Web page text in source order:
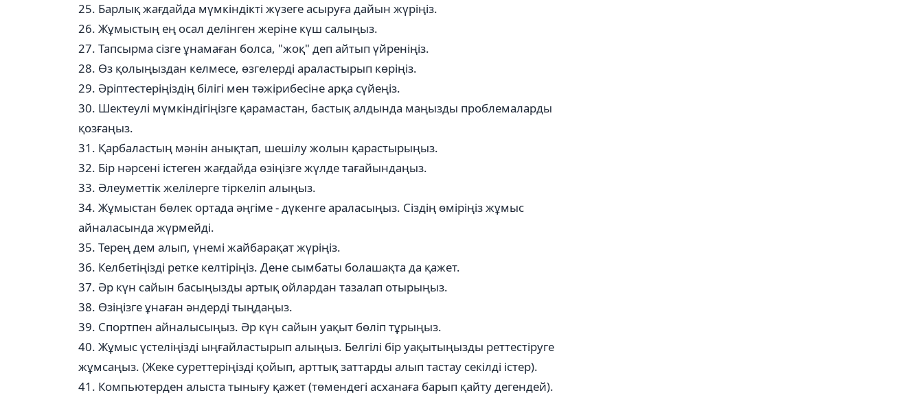
25. Барлық жағдайда мүмкіндікті жүзеге асыруға дайын жүріңіз.
26. Жұмыстың ең осал делінген жеріне күш салыңыз.
27. Тапсырма сізге ұнамаған болса, "жоқ" деп айтып үйреніңіз.
28. Өз қолыңыздан келмесе, өзгелерді араластырып көріңіз.
29. Әріптестеріңіздің білігі мен тәжірибесіне арқа сүйеңіз.
30. Шектеулі мүмкіндігіңізге қарамастан, бастық алдында маңызды проблемаларды
қозғаңыз.
31. Қарбаластың мәнін анықтап, шешілу жолын қарастырыңыз.
32. Бір нәрсені істеген жағдайда өзіңізге жүлде тағайындаңыз.
33. Әлеуметтік желілерге тіркеліп алыңыз.
34. Жұмыстан бөлек ортада әңгіме - дүкенге араласыңыз. Сіздің өміріңіз жұмыс
айналасында жүрмейді.
35. Терең дем алып, үнемі жайбарақат жүріңіз.
36. Келбетіңізді ретке келтіріңіз. Дене сымбаты болашақта да қажет.
37. Әр күн сайын басыңызды артық ойлардан тазалап отырыңыз.
38. Өзіңізге ұнаған әндерді тыңдаңыз.
39. Спортпен айналысыңыз. Әр күн сайын уақыт бөліп тұрыңыз.
40. Жұмыс үстеліңізді ыңғайластырып алыңыз. Белгілі бір уақытыңызды реттестіруге
жұмсаңыз. (Жеке суреттеріңізді қойып, арттық заттарды алып тастау секілді істер).
41. Компьютерден алыста тынығу қажет (төмендегі асханаға барып қайту дегендей).